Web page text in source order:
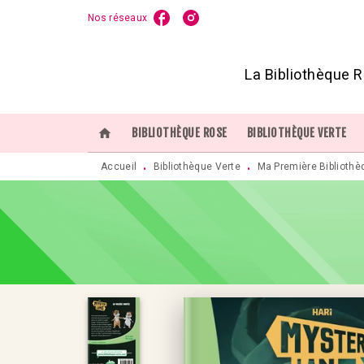
RECHERCHE
Nos réseaux
La Bibliothèque
home BIBLIOTHÈQUE ROSE BIBLIOTHÈQUE VERTE
Accueil • Bibliothèque Verte • Ma Première